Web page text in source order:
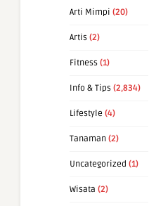
Arti Mimpi (20)
Artis (2)
Fitness (1)
Info & Tips (2,834)
Lifestyle (4)
Tanaman (2)
Uncategorized (1)
Wisata (2)